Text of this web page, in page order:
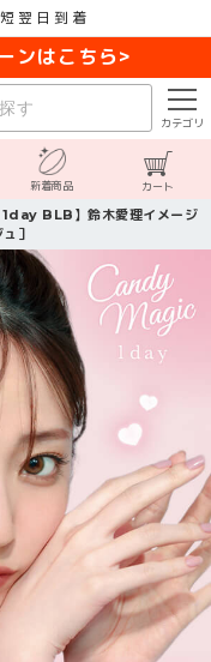
翌日到着
ンはこちら>
カテゴリ
新着商品 カート
BLB】鈴木愛理イメージ
］